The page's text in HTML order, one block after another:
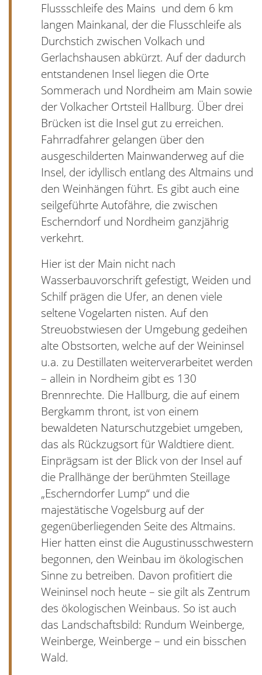
Flussschleife des Mains und dem 6 km
langen Mainkanal, der die Flusschleife als
Durchstich zwischen Volkach und
Gerlachshausen abkürzt. Auf der dadurch
entstandenen Insel liegen die Orte
Sommerach und Nordheim am Main sowie
der Volkacher Ortsteil Hallburg. Über drei
Brücken ist die Insel gut zu erreichen.
Fahrradfahrer gelangen über den
ausgeschilderten Mainwanderweg auf die
Insel, der idyllisch entlang des Altmains und
den Weinhängen führt. Es gibt auch eine
seilgeführte Autofähre, die zwischen
Escherndorf und Nordheim ganzjährig
verkehrt.
Hier ist der Main nicht nach
Wasserbauvorschrift gefestigt, Weiden und
Schilf prägen die Ufer, an denen viele
seltene Vogelarten nisten. Auf den
Streuobstwiesen der Umgebung gedeihen
alte Obstsorten, welche auf der Weininsel
u.a. zu Destillaten weiterverarbeitet werden
– allein in Nordheim gibt es 130
Brennrechte. Die Hallburg, die auf einem
Bergkamm thront, ist von einem
bewaldeten Naturschutzgebiet umgeben,
das als Rückzugsort für Waldtiere dient.
Einprägsam ist der Blick von der Insel auf
die Prallhänge der berühmten Steillage
„Escherndorfer Lump“ und die
majestätische Vogelsburg auf der
gegenüberliegenden Seite des Altmains.
Hier hatten einst die Augustinusschwestern
begonnen, den Weinbau im ökologischen
Sinne zu betreiben. Davon profitiert die
Weininsel noch heute – sie gilt als Zentrum
des ökologischen Weinbaus. So ist auch
das Landschaftsbild: Rundum Weinberge,
Weinberge, Weinberge – und ein bisschen
Wald.